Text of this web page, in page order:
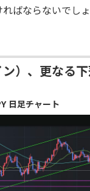
ばならないでしょ
）、更なる
日足チャート